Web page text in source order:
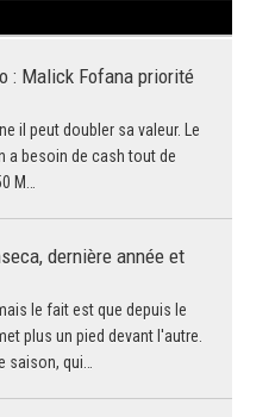
: Malick Fofana priorité
il peut doubler sa valeur. Le
a besoin de cash tout de
M…
dernière année et
le fait est que depuis le
plus un pied devant l'autre.
saison, qui…